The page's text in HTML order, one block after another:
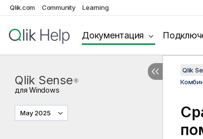
Qlik.com Community Learning
Документация
Qlik Sense ®
для Windows
May 2025
Qlik